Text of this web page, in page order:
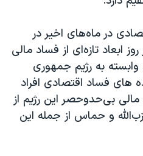
در ماه‌های اخیر در
ابعاد تازه‌‌ای از فساد مالی
به رژیم جمهوری
های فساد اقتصادی افراد
بی‌حد‌و‌حصر این رژیم از
و حماس از جمله این